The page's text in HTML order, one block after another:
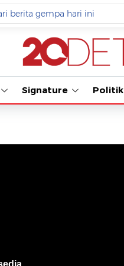
sedang ramai dicari
piala presiden 2026
gempa hari ini
iran
Signature Politik